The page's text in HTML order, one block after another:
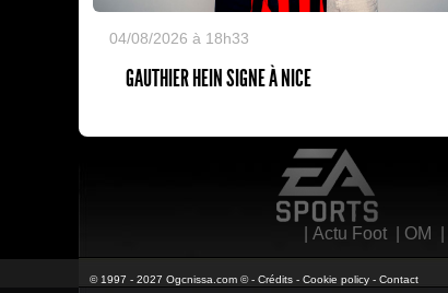
04/08/2026 à 18h33
GAUTHIER HEIN SIGNE À NICE
Actu Foot| OM
© 1997 - 2027 Ogcnissa.com © - Crédits - Cookie policy - Contact